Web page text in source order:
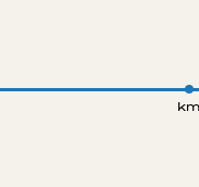
km